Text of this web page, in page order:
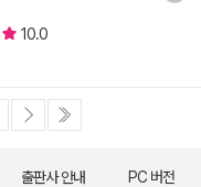
10.0
출판사 안내 PC 버전